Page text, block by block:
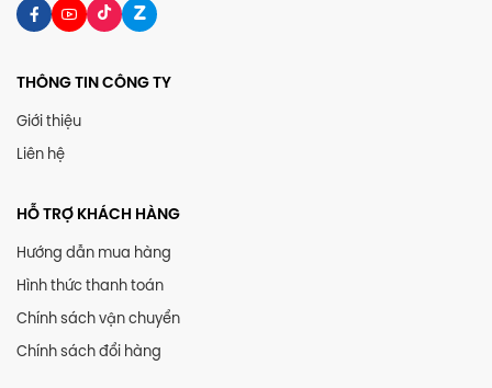
THÔNG TIN CÔNG TY
Giới thiệu
Liên hệ
HỖ TRỢ KHÁCH HÀNG
Hướng dẫn mua hàng
Hình thức thanh toán
Chính sách vận chuyển
Chính sách đổi hàng